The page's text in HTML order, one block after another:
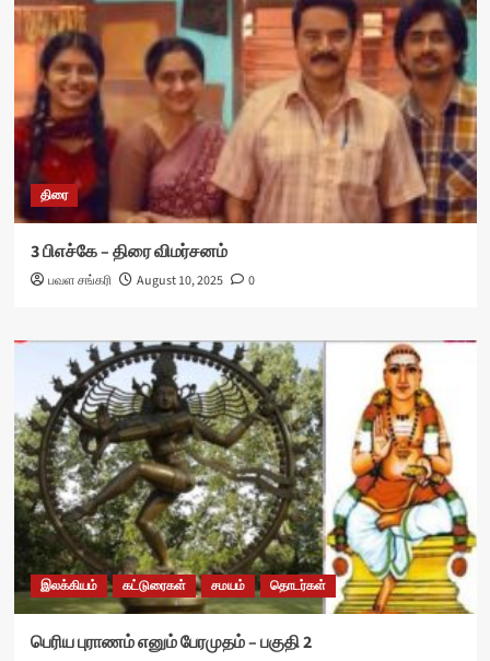
திரை
3 பிஎச்கே – திரை விமர்சனம்
பவள சங்கரி August 10, 2025 0
இலக்கியம் கட்டுரைகள் சமயம் தொடர்கள்
பெரிய புராணம் எனும் பேரமுதம் – பகுதி 2